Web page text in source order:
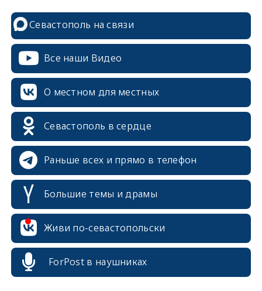
Севастополь на связи
Все наши Видео
О местном для местных
Севастополь в сердце
Раньше всех и прямо в телефон
Большие темы и драмы
Живи по-севастопольски
ForPost в наушниках